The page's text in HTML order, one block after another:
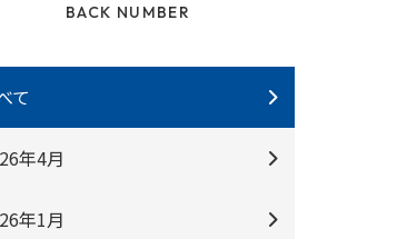
BACK NUMBER
て
年4月
年1月